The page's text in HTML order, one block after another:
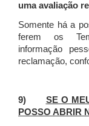
uma avaliação
Somente há a
ferem os
informação
reclamação,
9) SE O
POSSO ABRIR